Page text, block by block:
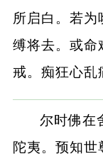
所启白。若
缚将去。或命
戒。痴狂心乱
尔时佛在
陀夷。预知